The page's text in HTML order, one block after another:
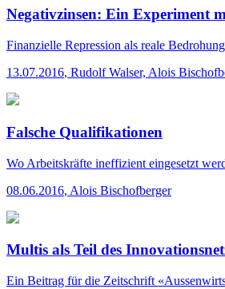
Negativzinsen: Ein Experiment
Finanzielle Repression als reale Bedrohung
13.07.2016, Rudolf Walser, Alois
Falsche Qualifikationen
Wo Arbeitskräfte ineffizient eingesetzt
08.06.2016, Alois Bischofberger
Multis als Teil des
Ein Beitrag für die Zeitschrift